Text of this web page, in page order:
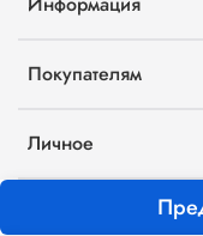
Покупателям
Личное